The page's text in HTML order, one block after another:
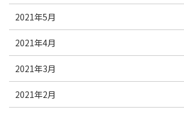
2021年5月
2021年4月
2021年3月
2021年2月